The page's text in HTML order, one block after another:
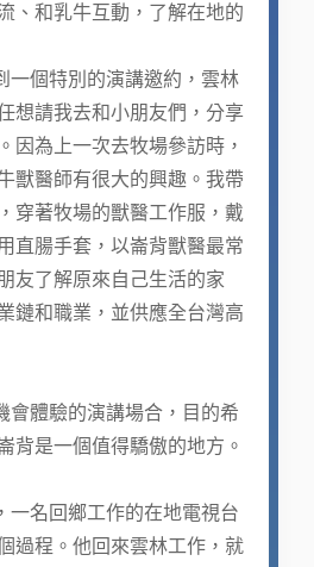
、和乳牛互動，了解在地的
個特別的演講邀約，雲林
想請我去和小朋友們，分享
因為上一次去牧場參訪時，
獸醫師有很大的興趣。我帶
穿著牧場的獸醫工作服，戴
直腸手套，以崙背獸醫最常
友了解原來自己生活的家
鏈和職業，並供應全台灣高
體驗的演講場合，目的希
背是一個值得驕傲的地方。
名回鄉工作的在地電視台
過程。他回來雲林工作，就